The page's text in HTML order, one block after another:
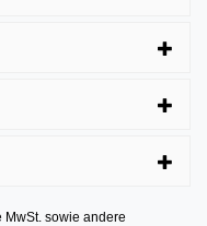
sowie andere